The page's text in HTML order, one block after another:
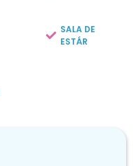
SALA DE
ESTÁR